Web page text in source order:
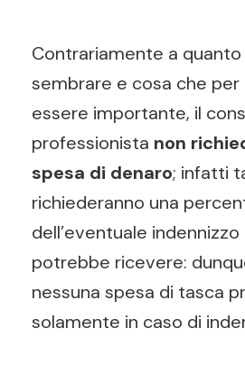
Contrariamente a
sembrare e cosa che
essere importante, il
professionista non
spesa di denaro; infatti
richiederanno una
dell’eventuale indennizzo
potrebbe ricevere:
nessuna spesa di tasca
solamente in caso di